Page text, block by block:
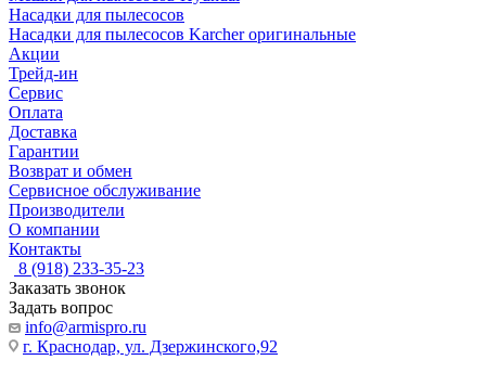
Насадки для пылесосов
Насадки для пылесосов Karcher оригинальные
Акции
Трейд-ин
Сервис
Оплата
Доставка
Гарантии
Возврат и обмен
Сервисное обслуживание
Производители
О компании
Контакты
8 (918) 233-35-23
Заказать звонок
Задать вопрос
info@armispro.ru
г. Краснодар, ул. Дзержинского,92